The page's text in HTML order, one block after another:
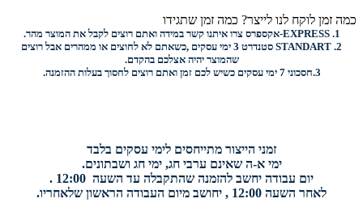
כמה זמן לוקח לנו לייצר? כמה זמן שתגידו
1.
EXPRESS- אקספרס צרו איתנו קשר במידה ואתם רוצים לקבל את המוצר מהר.
2.
STANDART
סטנדרט 3 ימי עסקים ,כשאתם לא לחוצים או ממהרים אבל רוצים
שהמוצר יהיה אצלכם בהקדם.
3. חסכוני7 ימי עסקים כשיש לכם זמן ואתם רוצים לחסוך בעלות ההזמנה.
זמני הייצור מתייחסים לימי עסקים בלבד
ימי א-ה שאינם ערבי חג, ימי חג ושבתונים.
יום עבודה יחשב להזמנה שהתקבלה עד השעה 12:00 .
לאחר השעה 12:00 , יחושב מיום העבודה הראשון שלאחריו.